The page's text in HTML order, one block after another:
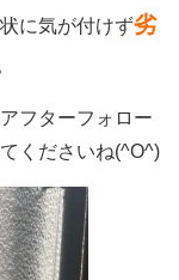
に気が付けず劣
フターフォロー
くださいね(^O^)